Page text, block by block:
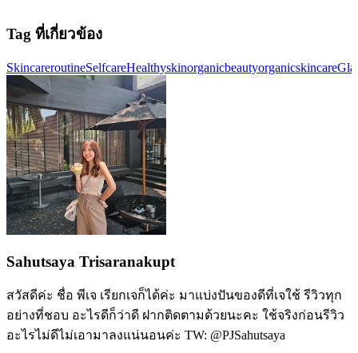
Tag ที่เกี่ยวข้อง
SkincareroutineSelfcareHealthyskinorganicbeautyorganicskincare
Sahutsaya Trisaranakupt
สวัสดีค่ะ ชื่อ พีเจ เรียกเจก็ได้ค่ะ มาแบ่งปันของดีที่เจใช้ รีวิวทุก
อย่างที่ชอบ อะไรดีก็ว่าดี ฝากติดตามด้วยนะคะ ใช้จริงก่อนรีวิว
อะไรไม่ดีไม่เอามาลงแน่นอนค่ะ TW: @PJSahutsaya